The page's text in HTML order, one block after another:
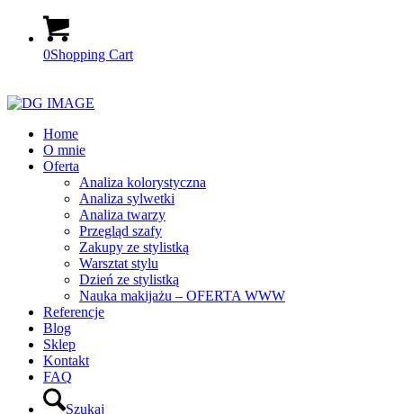
0Shopping Cart
Home
O mnie
Oferta
Analiza kolorystyczna
Analiza sylwetki
Analiza twarzy
Przegląd szafy
Zakupy ze stylistką
Warsztat stylu
Dzień ze stylistką
Nauka makijażu – OFERTA WWW
Referencje
Blog
Sklep
Kontakt
FAQ
Szukaj